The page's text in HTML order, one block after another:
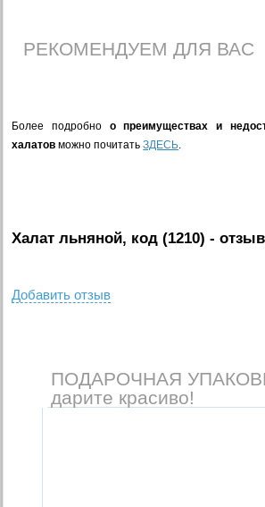
РЕКОМЕНДУЕМ ДЛЯ ВАС
Более подробно о преимуществах и
халатов можно почитатьЗДЕСЬ
Халат льняной, код (1210) -
Добавить отзыв
ПОДАРОЧНАЯ
дарите красиво!